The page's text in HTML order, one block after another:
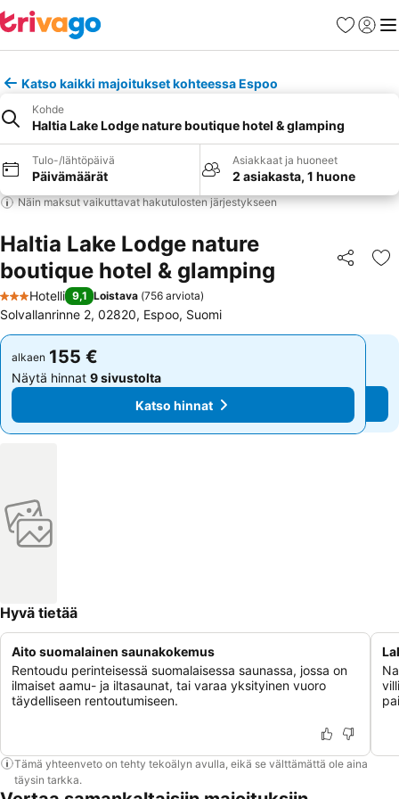
Suosikit
Katso kaikki majoitukset kohteessa Espoo
Kohde
Haltia Lake Lodge nature boutique hotel & glamping
Tulo-/lähtöpäivä
Päivämäärät
Asiakkaat ja huoneet
2 asiakasta, 1 huone
Näin maksut vaikuttavat hakutulosten järjestykseen
Haltia Lake Lodge nature
boutique hotel & glamping
Jaa
3 Tähtiluokitus
Hotelli 9,1 Loistava (756 arviota)
Solvallanrinne 2, 02820, Espoo, Suomi
alkaen 155 €
Näytä hinnat 9 sivustolta
Katso hinnat
alkaen 155 €
Näytä hinnat 9 sivustolta
Katso hinnat
Hyvä tietää
Aito suomalainen saunakokemus
Rentoudu perinteisessä suomalaisessa saunassa, jossa on
ilmaiset aamu- ja iltasaunat, tai varaa yksityinen vuoro
täydelliseen rentoutumiseen.
Tämä yhteenveto on tehty tekoälyn avulla, eikä se välttämättä ole aina
täysin tarkka.